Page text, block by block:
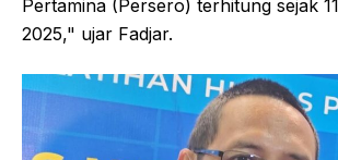
Pertamina (Persero) terhitung sejak
2025," ujar Fadjar.